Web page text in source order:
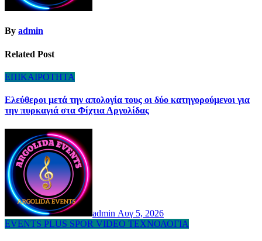
By admin
Related Post
ΕΠΙΚΑΙΡΟΤΗΤΑ
Ελεύθεροι μετά την απολογία τους οι δύο κατηγορούμενοι για
την πυρκαγιά στα Φίχτια Αργολίδας
admin Αυγ 5, 2026
EVENTS PLUS SPOR VIDEO ΤΕΧΝΟΛΟΓΙΑ